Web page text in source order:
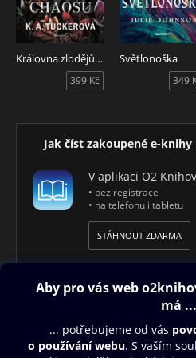
Královna zlodějů a chaosu
399 Kč
Světlonoška
349
Jak číst zakoupené e-
V aplikaci O2
• bez registrace
• na telefonu i tabletu
STÁHNOUT ZDARMA
Obsah ke stažení